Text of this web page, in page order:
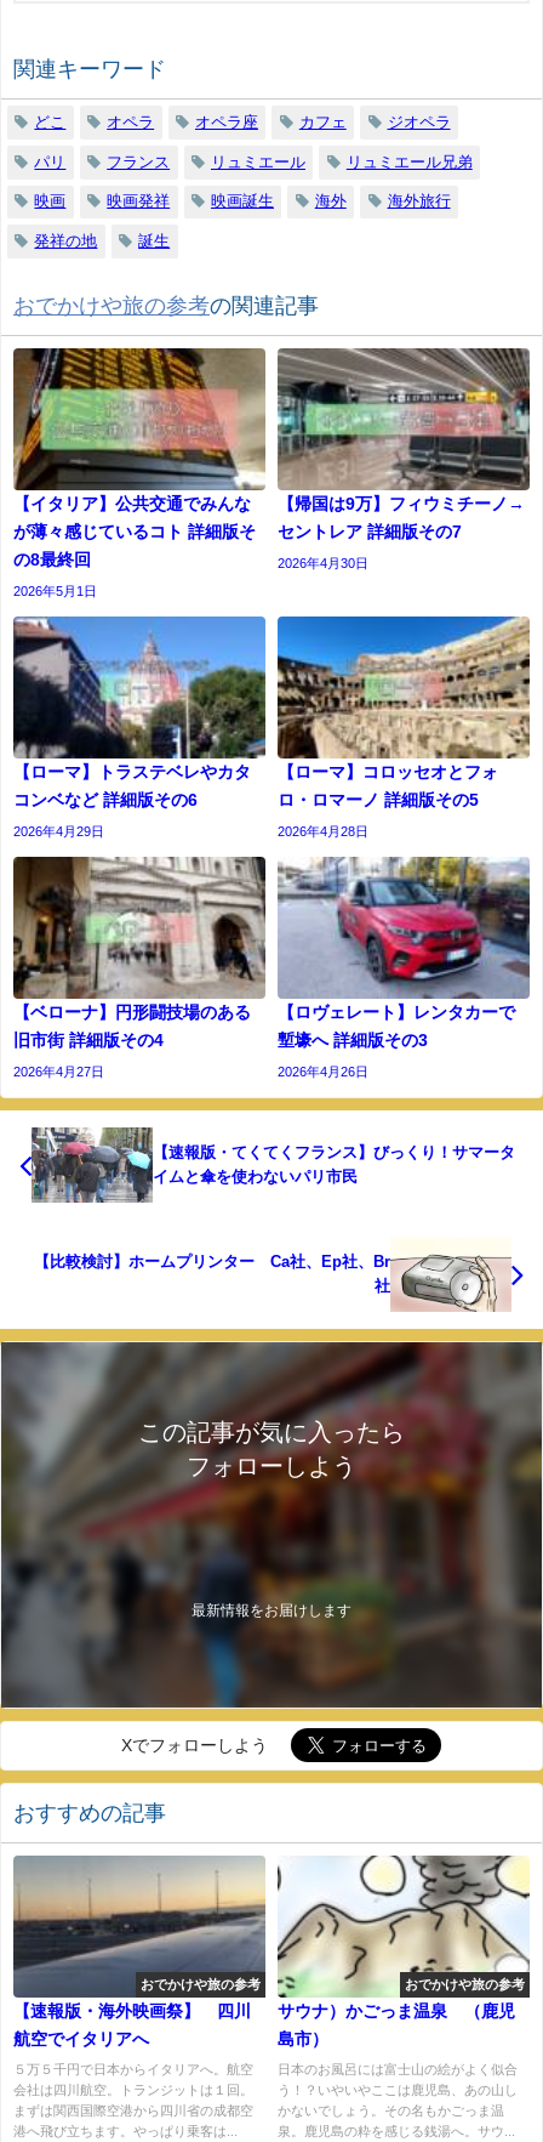
関連キーワード
どこ オペラ オペラ座 カフェ ジオペラ
パリ フランス リュミエール リュミエール兄弟
映画 映画発祥 映画誕生 海外 海外旅行
発祥の地 誕生
おでかけや旅の参考の関連記事
【イタリア】公共交通でみんな
が薄々感じているコト 詳細版そ
の8最終回
2026年5月1日
【帰国は9万】フィウミチーノ→
セントレア 詳細版その7
2026年4月30日
【ローマ】トラステベレやカタ
コンベなど 詳細版その6
2026年4月29日
【ローマ】コロッセオとフォ
ロ・ロマーノ 詳細版その5
2026年4月28日
【ベローナ】円形闘技場のある
旧市街 詳細版その4
2026年4月27日
【ロヴェレート】レンタカーで
塹壕へ 詳細版その3
2026年4月26日
【速報版・てくてくフランス】びっくり！サマータ
イムと傘を使わないパリ市民
【比較検討】ホームプリンター Ca社、Ep社、Br
社
この記事が気に入ったら
フォローしよう
最新情報をお届けします
Xでフォローしよう
おすすめの記事
おでかけや旅の参考
【速報版・海外映画祭】 四川
航空でイタリアへ
５万５千円で日本からイタリアへ。航空
会社は四川航空。トランジットは１回。
まずは関西国際空港から四川省の成都空
港へ飛び立ちます。やっぱり乗客は...
おでかけや旅の参考
サウナ）かごっま温泉 （鹿児
島市）
日本のお風呂には富士山の絵がよく似合
う！？いやいやここは鹿児島、あの山し
かないでしょう。その名もかごっま温
泉。鹿児島の粋を感じる銭湯へ。サウ...